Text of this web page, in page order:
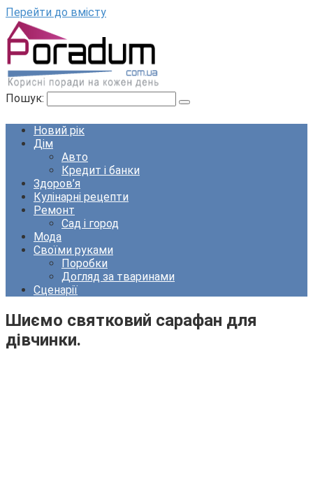
Перейти до вмісту
Пошук:
Новий рік
Дім
Авто
Кредит і банки
Здоров’я
Кулінарні рецепти
Ремонт
Сад і город
Мода
Своїми руками
Поробки
Догляд за тваринами
Сценарії
Шиємо святковий сарафан для
дівчинки.